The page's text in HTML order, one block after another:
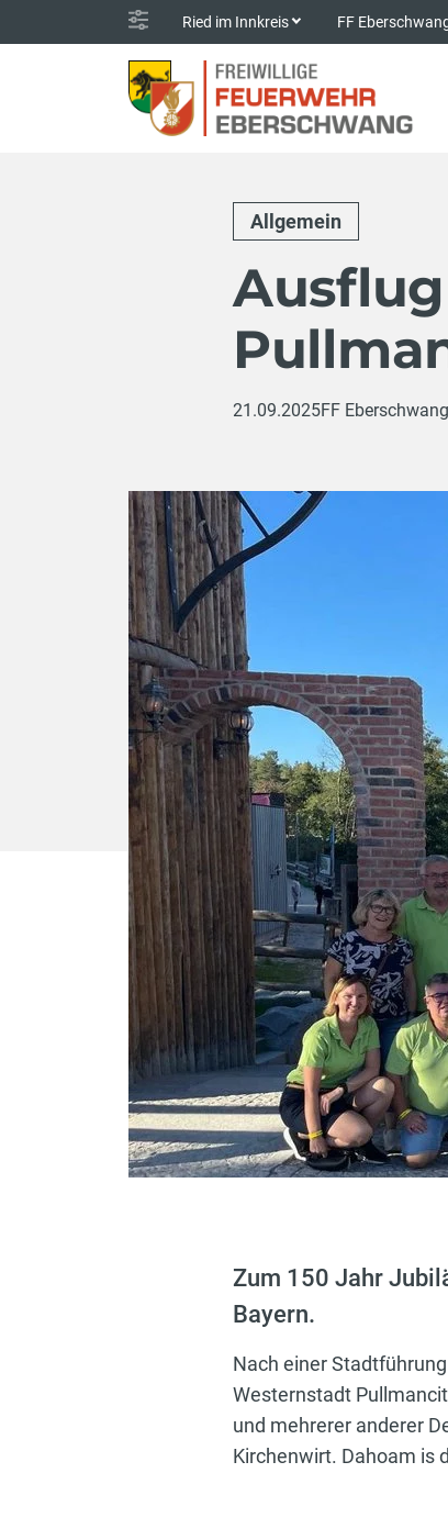
Ried im Innkreis FF
Allgemein
Ausflug
21.09.2025FF Eberschwang
Zum 150 Jahr
Bayern.
Nach einer
Westernstadt
und mehrerer anderer
Kirchenwirt. Dahoam is